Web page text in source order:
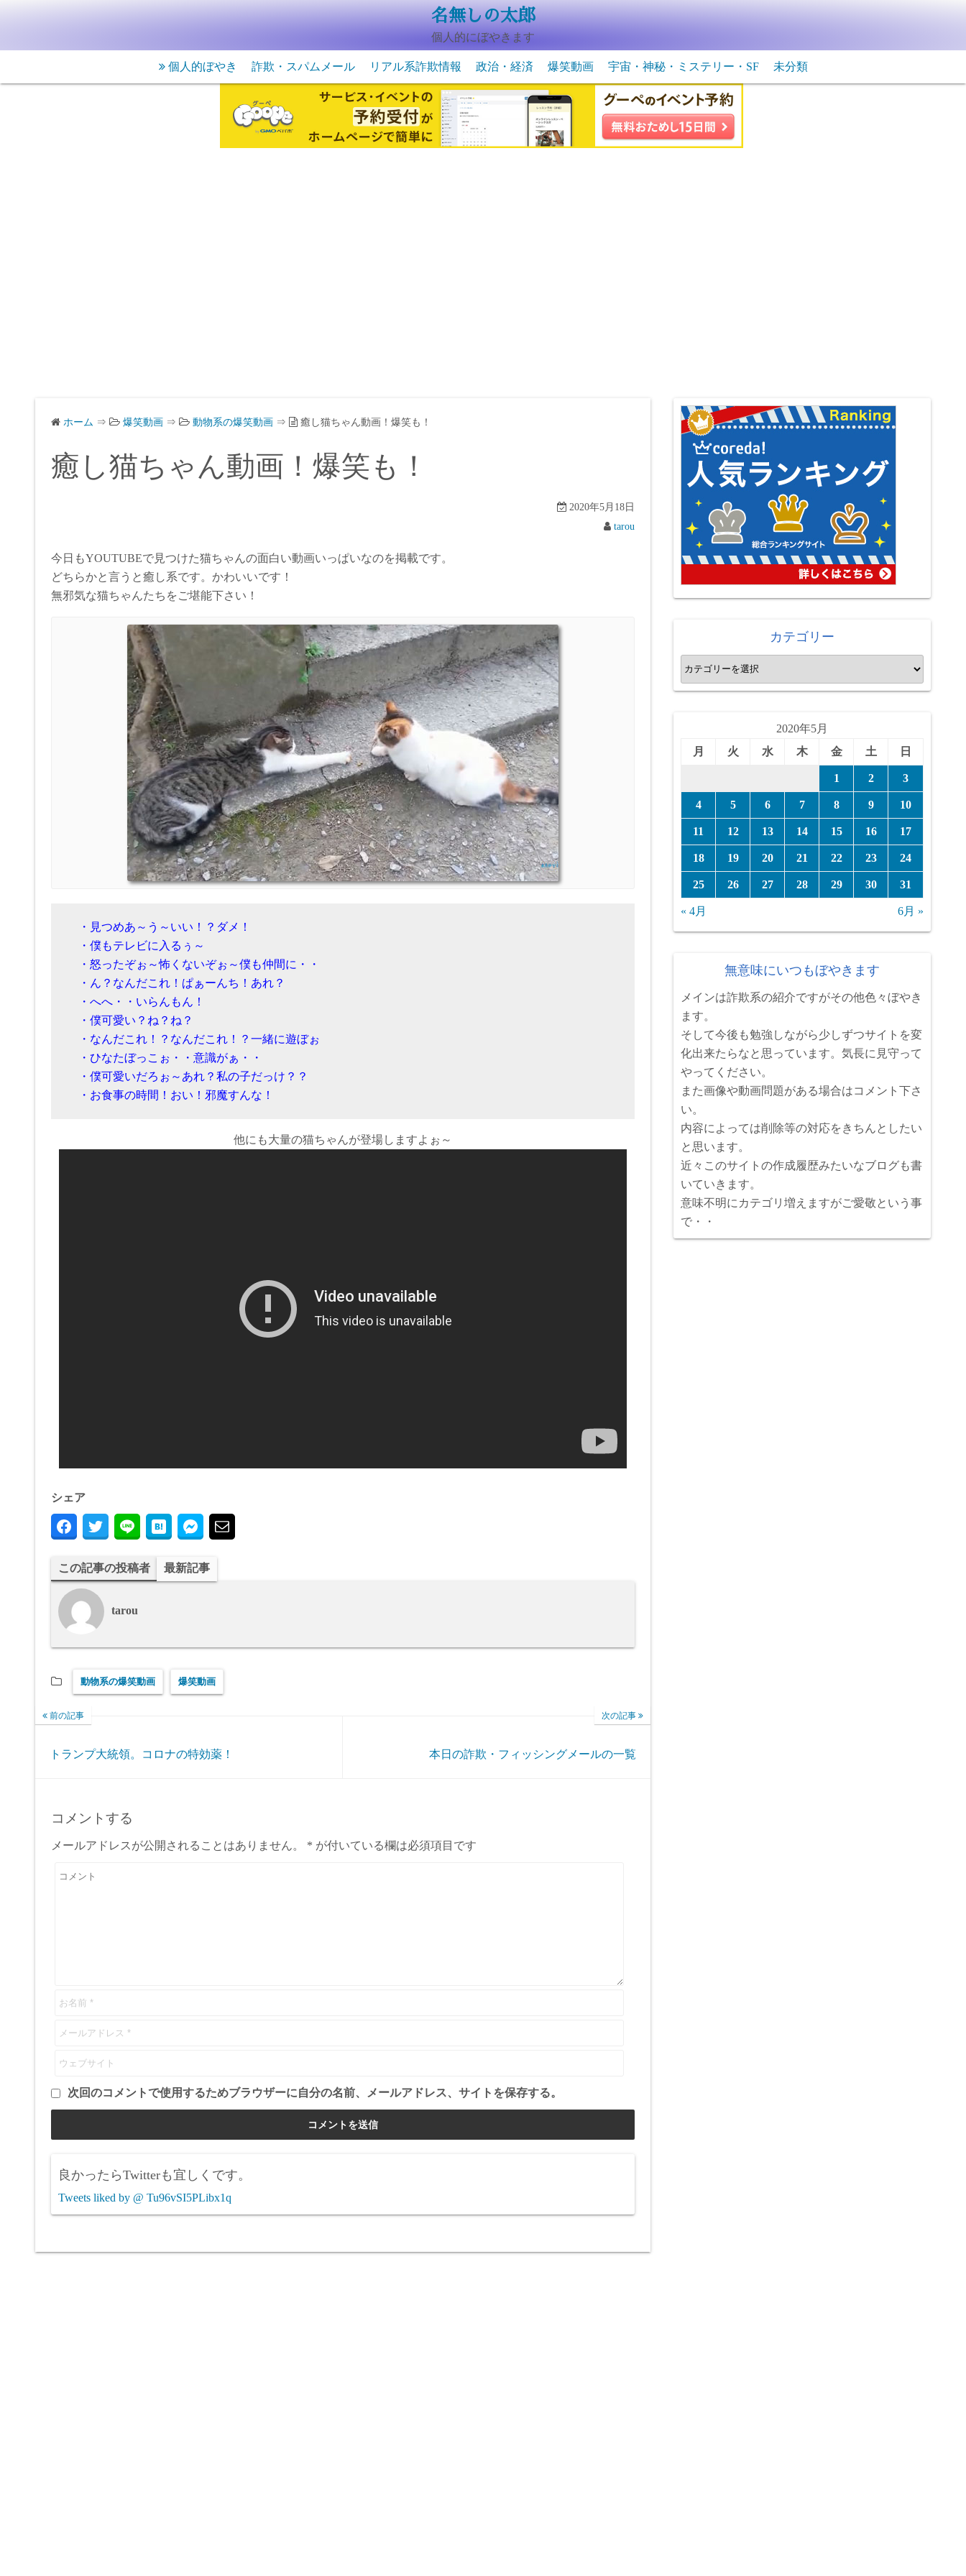
名無しの太郎
個人的にぼやきます
個人的ぼやき 詐欺・スパムメール リアル系詐欺情報 政治・経済 爆笑動画
動物系の爆笑動画
宇宙・神秘・ミステリー・SF
未確認生物・飛行物体
宇宙・ＳＦ
未分類
ホーム ⇒ 爆笑動画 ⇒ 動物系の爆笑動画 ⇒ 癒し猫ちゃん動画！爆笑も！
癒し猫ちゃん動画！爆笑も！
2020年5月18日
tarou
今日もYOUTUBEで見つけた猫ちゃんの面白い動画いっぱいなのを掲載です。
どちらかと言うと癒し系です。かわいいです！
無邪気な猫ちゃんたちをご堪能下さい！
・見つめあ～う～いい！？ダメ！
・僕もテレビに入るぅ～
・怒ったぞぉ～怖くないぞぉ～僕も仲間に・・
・ん？なんだこれ！ぱぁーんち！あれ？
・へへ・・いらんもん！
・僕可愛い？ね？ね？
・なんだこれ！？なんだこれ！？一緒に遊ぼぉ
・ひなたぼっこぉ・・意識がぁ・・
・僕可愛いだろぉ～あれ？私の子だっけ？？
・お食事の時間！おい！邪魔すんな！
他にも大量の猫ちゃんが登場しますよぉ～
シェア
この記事の投稿者 最新記事
tarou
動物系の爆笑動画 爆笑動画
前の記事
トランプ大統領。コロナの特効薬！
次の記事
本日の詐欺・フィッシングメールの一覧
コメントする
メールアドレスが公開されることはありません。 * が付いている欄は必須項目です
次回のコメントで使用するためブラウザーに自分の名前、メールアドレス、サイトを保存する。
良かったらTwitterも宜しくです。
Tweets liked by @ Tu96vSI5PLibx1q
カテゴリー
カ
テ
2020年5月
月
火 水 木 金 土 日
1 2 3
4 5 6 7 8 9 10
11 12 13 14 15 16 17
18 19 20 21 22 23 24
25 26 27 28 29 30 31
« 4月 6月 »
無意味にいつもぼやきます
メインは詐欺系の紹介ですがその他色々ぼやき
ます。
そして今後も勉強しながら少しずつサイトを変
化出来たらなと思っています。気長に見守って
やってください。
また画像や動画問題がある場合はコメント下さ
い。
内容によっては削除等の対応をきちんとしたい
と思います。
近々このサイトの作成履歴みたいなブログも書
いていきます。
意味不明にカテゴリ増えますがご愛敬という事
で・・